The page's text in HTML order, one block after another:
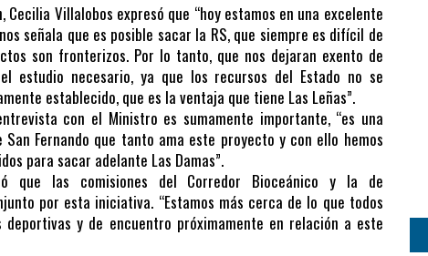
Cecilia Villalobos expresó que “hoy estamos en una excelente
señala que es posible sacar la RS, que siempre es difícil de
son fronterizos. Por lo tanto, que nos dejaran exento de
estudio necesario, ya que los recursos del Estado no se
establecido, que es la ventaja que tiene Las Leñas”.
con el Ministro es sumamente importante, “es una
Fernando que tanto ama este proyecto y con ello hemos
para sacar adelante Las Damas”.
que las comisiones del Corredor Bioceánico y la de
por esta iniciativa. “Estamos más cerca de lo que todos
y de encuentro próximamente en relación a este